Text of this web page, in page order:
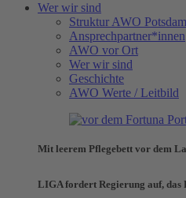
Wer wir sind
Struktur AWO Potsdam
Ansprechpartner*innen
AWO vor Ort
Wer wir sind
Geschichte
AWO Werte / Leitbild
Mit leerem Pflegebett vor dem
LIGA fordert Regierung auf, das